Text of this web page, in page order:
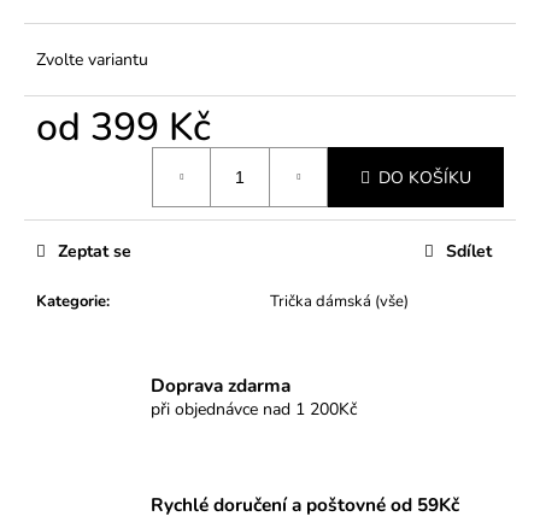
Zvolte variantu
od 399 Kč
DO KOŠÍKU
Kategorie: Trička dámská (vše)
Zeptat se Sdílet
Doprava zdarma
při objednávce nad 1 200Kč
Rychlé doručení a poštovné od 59Kč